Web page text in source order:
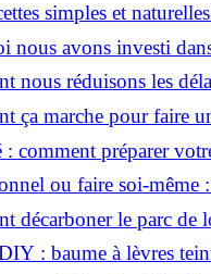
simples et
nous avons investi
ce que cela apporte aux
nous réduisons les
lieu de 6?
ça marche pour faire
confier le reste ?
comment préparer
votre bien à distance ?
ou faire soi-même
rénovation ?
décarboner le parc de
énergétique ?
: baume à lèvres